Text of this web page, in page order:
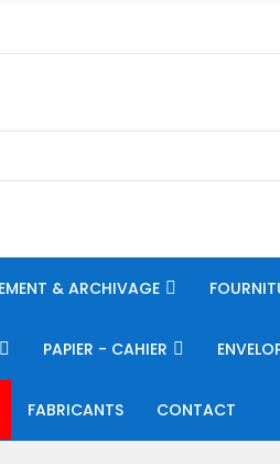
& ARCHIVAGE
PAPIER - CAHIER
FABRICANTS CONTACT